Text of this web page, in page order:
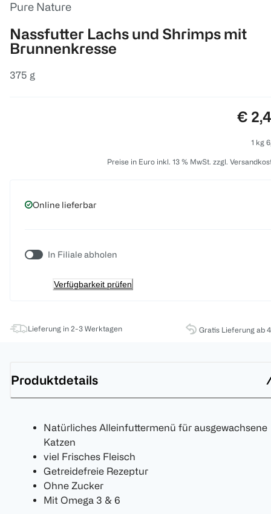
Pure Nature
Nassfutter Lachs und Shrimps mit
Brunnenkresse
375 g
€
1 kg
Preise in Euro inkl. 13 % MwSt. zzgl.
Online lieferbar
In Filiale abholen
Verfügbarkeit prüfen
Lieferung in 2-3 Werktagen Gratis Lieferung ab
Produktdetails
Natürliches Alleinfuttermenü für ausgewachsene
Katzen
viel Frisches Fleisch
Getreidefreie Rezeptur
Ohne Zucker
Mit Omega 3 & 6